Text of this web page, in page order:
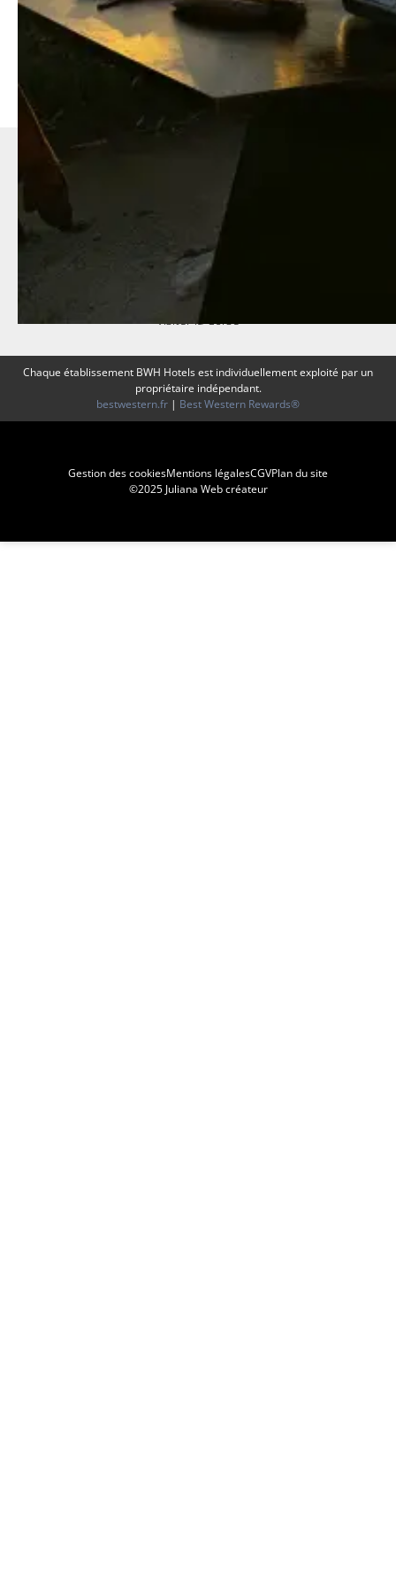
Votre hôtel à l'Île-Rousse
Chambres & Suites
Restaurant
Groupes
Offres
Vos questions
Coffrets cadeaux
Visiter la Corse
Chaque établissement BWH Hotels est individuellement exploité par un
propriétaire indépendant.
bestwestern.fr | Best Western Rewards®
Gestion des cookiesMentions légalesCGVPlan du site
©2025 Juliana Web créateur